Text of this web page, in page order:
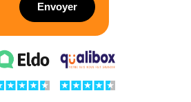
Envoyer